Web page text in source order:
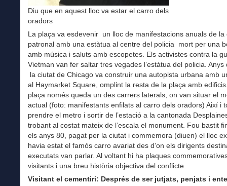
Diu que en aquest lloc va estar el carro dels
oradors
La plaça va esdevenir un lloc de manifestacions anuals de la
patronal amb una estàtua al centre del policia mort per una
amb música i saluts amb escopetes. Els activistes contra la
Vietman van fer saltar tres vegades l’estàtua del policia. Anys
la ciutat de Chicago va construir una autopista urbana amb
al Haymarket Square, omplint la resta de la plaça amb
plaça només queda un des carrers laterals, on van situar el
actual (foto: manifestants enfilats al carro dels oradors) Així i
prendre el metro i sortir de l’estació a la cantonada
trobant al costat mateix de l’escala el monument. Fou bastit
els anys 80, pagat per la ciutat i commemora (diuen) el lloc
havia estat el famós carro avariat des d’on els dirigents
executats van parlar. Al voltant hi ha plaques
visitants i una breu història objectiva del conflicte.
Visitant el cementiri: Després de ser jutjats, penjats i